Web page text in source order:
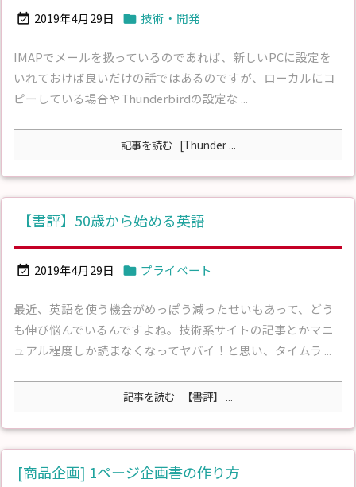
 2019年4月29日  技術・開発
IMAPでメールを扱っているのであれば、新しいPCに設定を
いれておけば良いだけの話ではあるのですが、ローカルにコ
ピーしている場合やThunderbirdの設定な ...
記事を読む [Thunder ...
【書評】50歳から始める英語
 2019年4月29日  プライベート
最近、英語を使う機会がめっぽう減ったせいもあって、どう
も伸び悩んでいるんですよね。技術系サイトの記事とかマニ
ュアル程度しか読まなくなってヤバイ！と思い、タイムラ ...
記事を読む 【書評】 ...
[商品企画] 1ページ企画書の作り方